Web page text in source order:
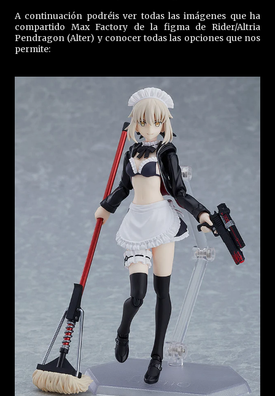
A continuación podréis ver todas las imágenes que ha
compartido Max Factory de la figma de Rider/Altria
Pendragon (Alter) y conocer todas las opciones que nos
permite: